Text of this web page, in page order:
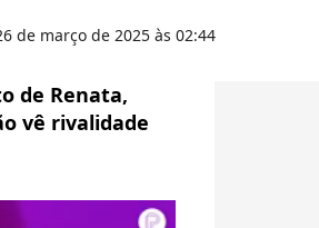
de março de 2025 às 02:44
de Renata,
vê rivalidade